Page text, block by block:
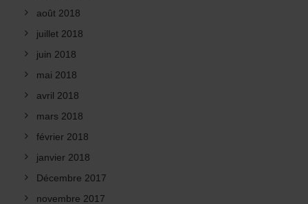
août 2018
juillet 2018
juin 2018
mai 2018
avril 2018
mars 2018
février 2018
janvier 2018
Décembre 2017
novembre 2017